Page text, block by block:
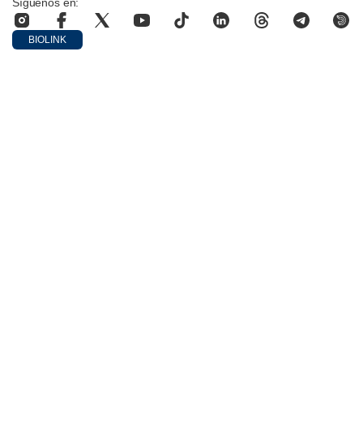
BIOLINK